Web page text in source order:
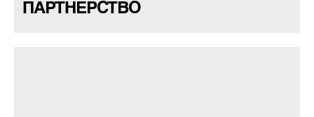
ПАРТНЕРСТВО